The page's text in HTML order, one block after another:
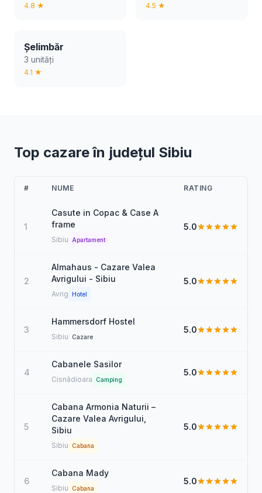
4.8 ★ 4.5 ★
Șelimbăr
3 unități
4.1 ★
Top cazare în județul Sibiu
# NUME RATING
1
Casute in Copac & Case A
frame
Sibiu Apartament
5.0
2
Almahaus - Cazare Valea
Avrigului - Sibiu
Avrig Hotel
5.0
3
Hammersdorf Hostel
Sibiu Cazare
5.0
4
Cabanele Sasilor
Cisnădioara Camping
5.0
5
Cabana Armonia Naturii –
Cazare Valea Avrigului,
Sibiu
Sibiu Cabana
5.0
6
Cabana Mady
Sibiu Cabana
5.0